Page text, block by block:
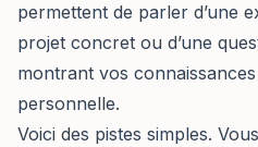
permettent de parler d’une
projet concret ou d’une
montrant vos
personnelle.
Voici des pistes simples.